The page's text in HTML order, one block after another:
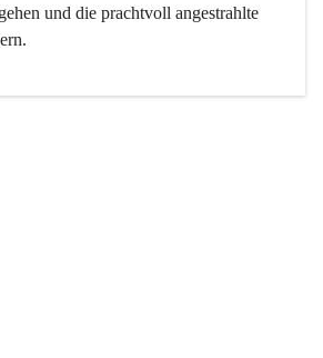
und die prachtvoll angestrahlte
heute nicht mehr, ist aber integrativer